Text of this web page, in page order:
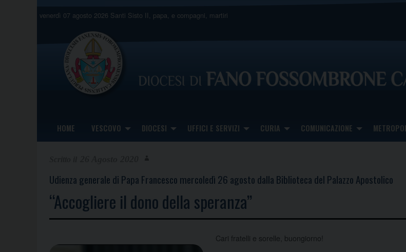
venerdì 07 agosto 2026 Santi Sisto II, papa, e compagni, martiri
HOME VESCOVO DIOCESI UFFICI E SERVIZI CURIA COMUNICAZIONE
Udienza generale di Papa Francesco mercoledì 26 agosto dalla Biblioteca del Palazzo Apostolico
“Accogliere il dono della speranza”
Cari fratelli e sorelle, buongiorno!